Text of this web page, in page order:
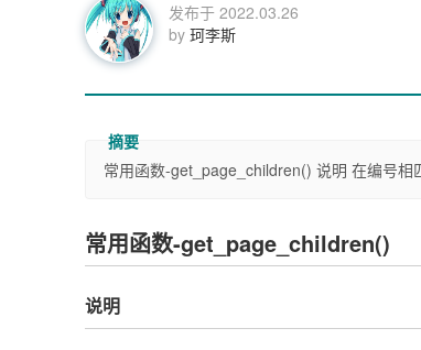
发布于 2022.03.26
by 珂李斯
常用函数-get_page_children() 说明 在编号
常用函数-get_page_children()
说明